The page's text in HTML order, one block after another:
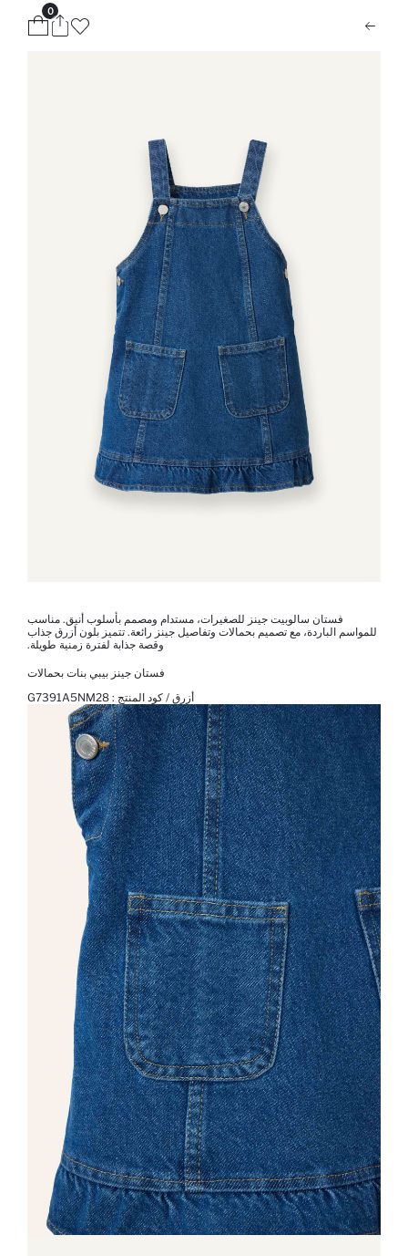
0
فستان سالوبيت جينز للصغيرات، مستدام ومصمم بأسلوب أنيق. مناسب
للمواسم الباردة، مع تصميم بحمالات وتفاصيل جينز رائعة. تتميز بلون أزرق جذاب
وقصة جذابة لفترة زمنية طويلة.
فستان جينز بيبي بنات بحمالات
أزرق / كود المنتج : G7391A5NM28